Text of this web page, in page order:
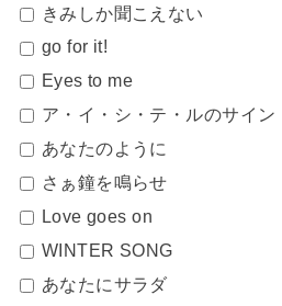
きみしか聞こえない
go for it!
Eyes to me
ア・イ・シ・テ・ルのサイン
あなたのように
さぁ鐘を鳴らせ
Love goes on
WINTER SONG
あなたにサラダ